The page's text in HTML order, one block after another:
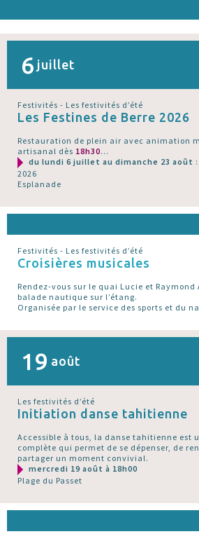
6 juillet
Festivités - Les festivités d’été
Les Festines de Berre 2026
Restauration de plein air avec animation
artisanal dès 18h30...
du lundi 6 juillet au dimanche 23 août
2026
Esplanade
Festivités - Les festivités d’été
Croisières musicales
Rendez-vous sur le quai Lucie et Raymond
balade nautique sur l’étang.
Organisée par le service des sports et du
19 août
Les festivités d’été
Initiation danse tahitienne
Accessible à tous, la danse tahitienne est
complète qui permet de se dépenser, de
partager un moment convivial.
mercredi 19 août à 18h00
Plage du Passet